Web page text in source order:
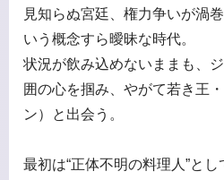
見知らぬ宮廷、権力争いが渦
いう概念すら曖昧な時代。
状況が飲み込めないままも、
囲の心を掴み、やがて若き王
ン）と出会う。
最初は“正体不明の料理人”と